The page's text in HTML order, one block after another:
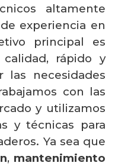
altamente
experiencia en
principal es
rápido y
las necesidades
con las
y utilizamos
y técnicas para
Ya sea que
, mantenimiento